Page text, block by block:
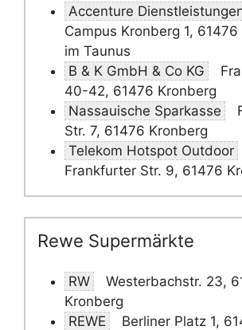
Accenture
Campus Kronberg 1,
im Taunus
B & K GmbH & Co KG
40-42, 61476 Kronberg
Nassauische Sparkasse
Str. 7, 61476 Kronberg
Telekom Hotspot Outdoor
Frankfurter Str. 9, 61476
Rewe Supermärkte
RW
Westerbachstr. 23,
Kronberg
REWE
Berliner Platz 1,